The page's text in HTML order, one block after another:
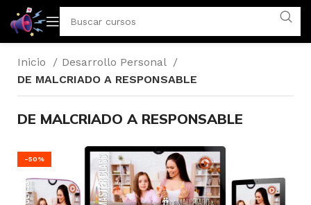
Inicio
Desarrollo Personal
DE MALCRIADO A RESPONSABLE
DE MALCRIADO A RESPONSABLE
-50%